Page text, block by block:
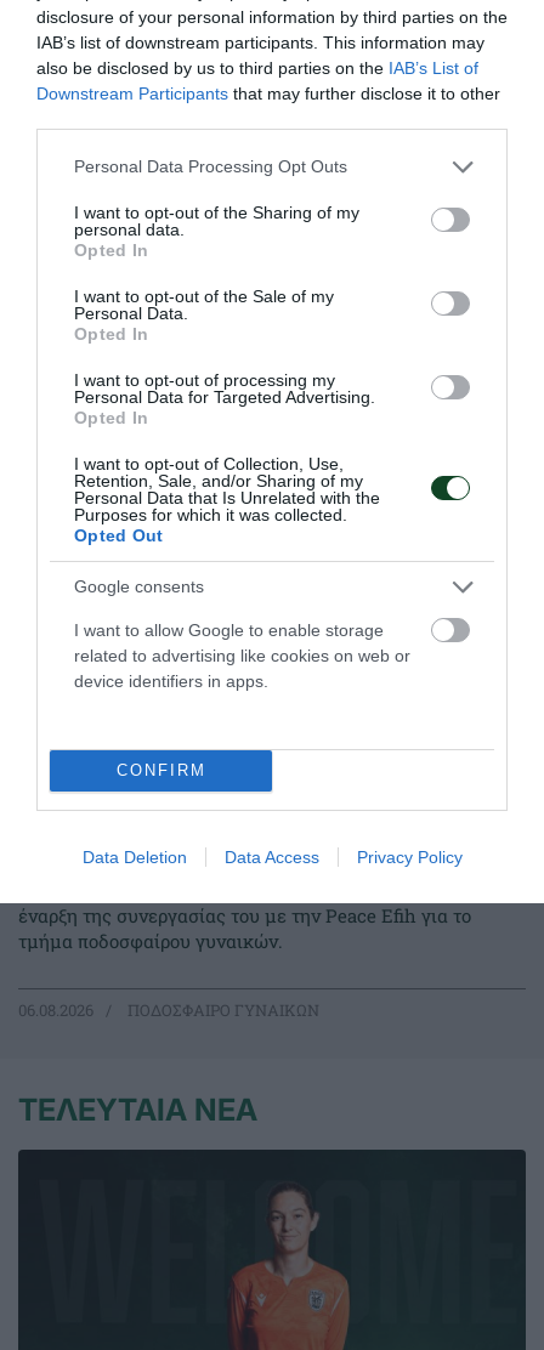
disclosure of your personal information by third parties on the
IAB’s list of downstream participants. This information may
also be disclosed by us to third parties on the IAB’s List of
Downstream Participants that may further disclose it to other
Please note that this website/app uses one or more Google
not limited to your visit or usage behaviour. You may click to
grant or deny consent to Google and its third-party tags to
use your data for below specified purposes in below Google
consent section.
Personal Data Processing Opt Outs
I want to opt-out of the Sharing of my
personal data.
Opted In
I want to opt-out of the Sale of my
Personal Data.
Opted In
I want to opt-out of processing my
Personal Data for Targeted Advertising.
Opted In
I want to opt-out of Collection, Use,
Retention, Sale, and/or Sharing of my
Personal Data that Is Unrelated with the
Purposes for which it was collected.
Opted Out
Google consents
I want to allow Google to enable storage
related to advertising like cookies on web or
device identifiers in apps.
CONFIRM
Data Deletion Data Access Privacy Policy
«Πράσινη» η Lalia Storti
έναρξη της συνεργασίας του με τη Lalia Storti για το τμήμα
ποδοσφαίρου γυναικών.
06.08.2026 ΠΟΔΟΣΦΑΙΡΟ ΓΥΝΑΙΚΩΝ
Στον Παναθηναϊκό η Peace Efih
έναρξη της συνεργασίας του με την Peace Efih για το
τμήμα ποδοσφαίρου γυναικών.
06.08.2026 ΠΟΔΟΣΦΑΙΡΟ ΓΥΝΑΙΚΩΝ
ΤΕΛΕΥΤΑΙΑ ΝΕΑ